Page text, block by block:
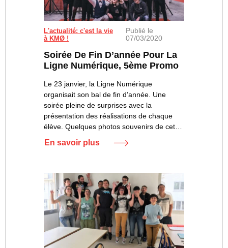
L'actualité: c'est la vie
à KMØ !
Publié le
07/03/2020
Soirée De Fin D’année Pour La
Ligne Numérique, 5ème Promo
Le 23 janvier, la Ligne Numérique
organisait son bal de fin d’année. Une
soirée pleine de surprises avec la
présentation des réalisations de chaque
élève. Quelques photos souvenirs de cet…
En savoir plus